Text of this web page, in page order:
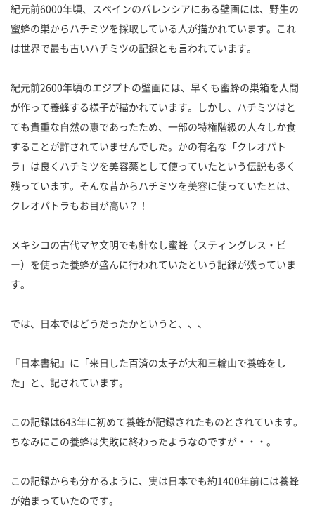
紀元前6000年頃、スペインのバレンシアにある壁画には、野生の
蜜蜂の巣からハチミツを採取している人が描かれています。これ
は世界で最も古いハチミツの記録とも言われています。
紀元前2600年頃のエジプトの壁画には、早くも蜜蜂の巣箱を人間
が作って養蜂する様子が描かれています。しかし、ハチミツはと
ても貴重な自然の恵であったため、一部の特権階級の人々しか食
することが許されていませんでした。かの有名な「クレオパト
ラ」は良くハチミツを美容薬として使っていたという伝説も多く
残っています。そんな昔からハチミツを美容に使っていたとは、
クレオパトラもお目が高い？！
メキシコの古代マヤ文明でも針なし蜜蜂（スティングレス・ビ
ー）を使った養蜂が盛んに行われていたという記録が残っていま
す。
では、日本ではどうだったかというと、、、
『日本書紀』に「来日した百済の太子が大和三輪山で養蜂をし
た」と、記されています。
この記録は643年に初めて養蜂が記録されたものとされています。
ちなみにこの養蜂は失敗に終わったようなのですが・・・。
この記録からも分かるように、実は日本でも約1400年前には養蜂
が始まっていたのです。